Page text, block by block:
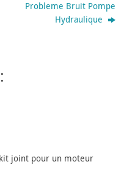
Probleme Bruit Pompe
Hydraulique
joint pour un moteur